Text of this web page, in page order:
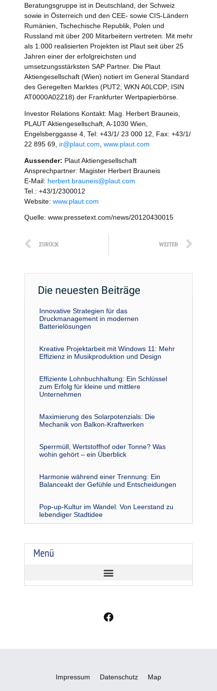
Beratungsgruppe ist in Deutschland, der Schweiz
sowie in Österreich und den CEE- sowie CIS-Ländern
Rumänien, Tschechische Republik, Polen und
Russland mit über 200 Mitarbeitern vertreten. Mit mehr
als 1.000 realisierten Projekten ist Plaut seit über 25
Jahren einer der erfolgreichsten und
umsetzungsstärksten SAP Partner. Die Plaut
Aktiengesellschaft (Wien) notiert im General Standard
des Geregelten Marktes (PUT2; WKN A0LCDP; ISIN
AT0000A02Z18) der Frankfurter Wertpapierbörse.
Investor Relations Kontakt: Mag. Herbert Brauneis,
PLAUT Aktiengesellschaft, A-1030 Wien,
Engelsberggasse 4, Tel: +43/1/ 23 000 12, Fax: +43/1/
22 895 69, ir@plaut.com www.plaut.com
Aussender: Plaut Aktiengesellschaft
Ansprechpartner: Magister Herbert Brauneis
E-Mail: herbert.brauneis@plaut.com
Tel.: +43/1/2300012
Website: www.plaut.com
Quelle: www.pressetext.com/news/20120430015
Zurück
ZURÜCK WEITER
Die neuesten Beiträge
Innovative Strategien für das
Druckmanagement in modernen
Batterielösungen
Kreative Projektarbeit mit Windows 11: Mehr
Effizienz in Musikproduktion und Design
Effiziente Lohnbuchhaltung: Ein Schlüssel
zum Erfolg für kleine und mittlere
Unternehmen
Maximierung des Solarpotenzials: Die
Mechanik von Balkon-Kraftwerken
Sperrmüll, Wertstoffhof oder Tonne? Was
wohin gehört – ein Überblick
Harmonie während einer Trennung: Ein
Balanceakt der Gefühle und Entscheidungen
Pop-up-Kultur im Wandel: Von Leerstand zu
lebendiger Stadtidee
Menü
F
a
o
k
Impressum Datenschutz Map